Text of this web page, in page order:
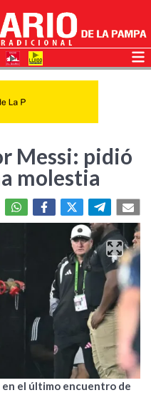
Messi: pidió
molestia
el último encuentro de